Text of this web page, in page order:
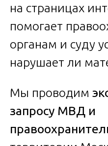
на страницах
помогает
органам и суду
нарушает ли
Мы проводим
запросу МВД и